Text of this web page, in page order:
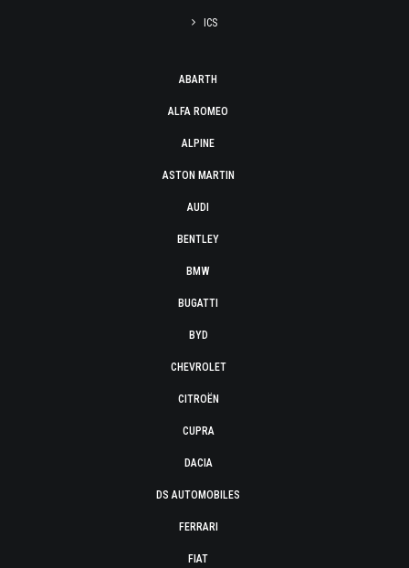
ICS
ABARTH
ALFA ROMEO
ALPINE
ASTON MARTIN
AUDI
BENTLEY
BMW
BUGATTI
BYD
CHEVROLET
CITROËN
CUPRA
DACIA
DS AUTOMOBILES
FERRARI
FIAT